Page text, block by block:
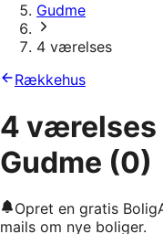
Gudme
4 værelses
Rækkehus
4
Gudme (0)
Opret en gratis
mails om nye boliger.